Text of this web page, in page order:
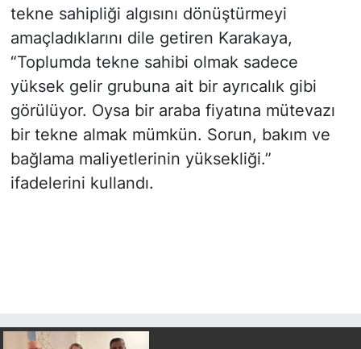
tekne sahipliği algısını dönüştürmeyi
amaçladıklarını dile getiren Karakaya,
“Toplumda tekne sahibi olmak sadece
yüksek gelir grubuna ait bir ayrıcalık gibi
görülüyor. Oysa bir araba fiyatına mütevazı
bir tekne almak mümkün. Sorun, bakım ve
bağlama maliyetlerinin yüksekliği.”
ifadelerini kullandı.